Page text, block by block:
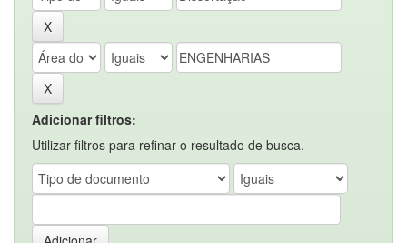
Adicionar filtros:
Utilizar filtros para refinar o resultado de busca.